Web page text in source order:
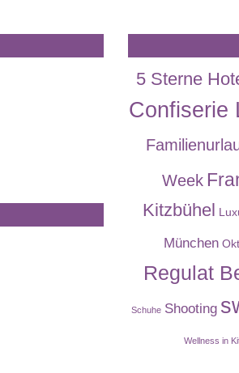
5 Sterne
Confiserie
Week
Kitzbühel
München
Regulat
Schuhe Shooting
Wellness in